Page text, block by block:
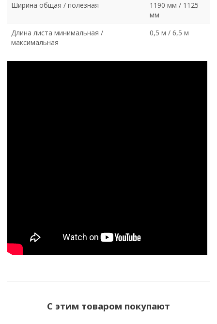
Ширина общая / полезная
1190 мм / 1125
мм
Длина листа минимальная /
максимальная
0,5 м / 6,5 м
С этим товаром покупают